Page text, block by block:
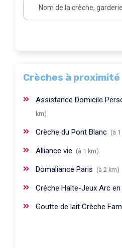
Crèches à proximité
Assistance Domicile
km)
Crèche du Pont Blanc (à
Alliance vie (à 1 km)
Domaliance Paris (à 2 km)
Créche Halte-Jeux Arc en
Goutte de lait Crèche